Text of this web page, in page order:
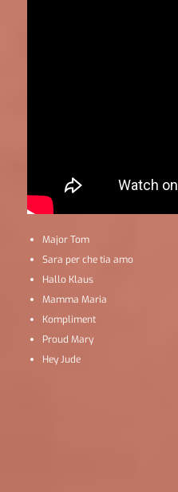
Major Tom
Sara per che tia amo
Hallo Klaus
Mamma Maria
Kompliment
Proud Mary
Hey Jude